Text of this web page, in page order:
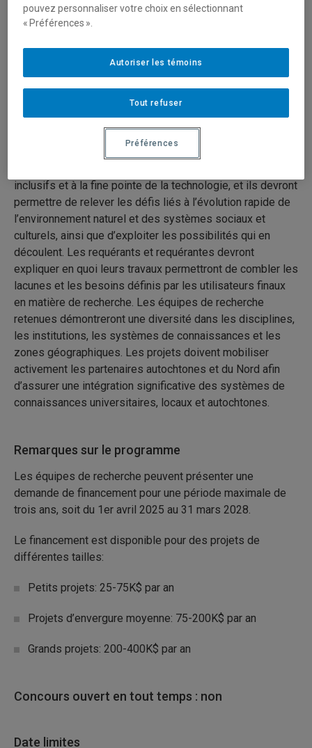
Sciences liées à la santé
Sciences naturelles et mathématiques
Description du programme
Le programme de recherche en partenariat financera des
inclusifs et à la fine pointe de la technologie, et ils devront
permettre de relever les défis liés à l’évolution rapide de
l’environnement naturel et des systèmes sociaux et
culturels, ainsi que d’exploiter les possibilités qui en
découlent. Les requérants et requérantes devront
expliquer en quoi leurs travaux permettront de combler les
lacunes et les besoins définis par les utilisateurs finaux
en matière de recherche. Les équipes de recherche
retenues démontreront une diversité dans les disciplines,
les institutions, les systèmes de connaissances et les
zones géographiques. Les projets doivent mobiliser
activement les partenaires autochtones et du Nord afin
d’assurer une intégration significative des systèmes de
connaissances universitaires, locaux et autochtones.
Remarques sur le programme
Les équipes de recherche peuvent présenter une
demande de financement pour une période maximale de
trois ans, soit du 1er avril 2025 au 31 mars 2028.
Le financement est disponible pour des projets de
différentes tailles:
Petits projets: 25-75K$ par an
Projets d’envergure moyenne: 75-200K$ par an
Grands projets: 200-400K$ par an
Concours ouvert en tout temps : non
Date limites
pouvez personnaliser votre choix en sélectionnant
« Préférences ».
Tout refuser
Autoriser les témoins
Préférences